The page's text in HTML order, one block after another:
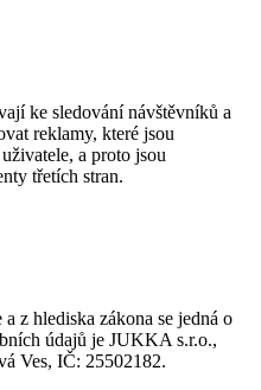
ke sledování návštěvníků a
reklamy, které jsou
a proto jsou
třetích stran.
z hlediska zákona se jedná o
údajů je JUKKA s.r.o.,
Ves, IČ: 25502182.